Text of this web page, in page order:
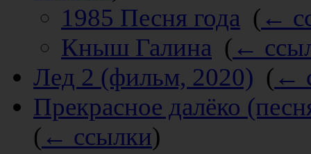
1985 Песня года ( ←
Кныш Галина ( ←
Лед 2 (фильм, 2020) ( ←
Прекрасное далёко
( ← ссылки)